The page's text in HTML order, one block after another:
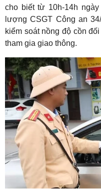
cho biết từ 10h-14h
lượng CSGT Công an
kiểm soát nồng độ cồn
tham gia giao thông.